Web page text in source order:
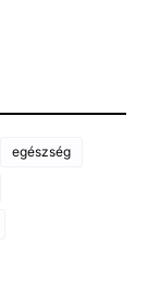
egészség